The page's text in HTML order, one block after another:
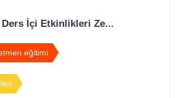
Ders İçi Etkinlikleri Ze...
eğitimi